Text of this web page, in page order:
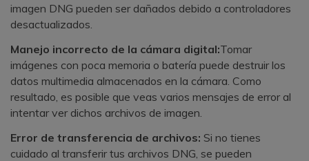
imagen DNG pueden ser dañados debido a controladores
desactualizados.
Manejo incorrecto de la cámara digital:Tomar
imágenes con poca memoria o batería puede destruir los
datos multimedia almacenados en la cámara. Como
resultado, es posible que veas varios mensajes de error al
intentar ver dichos archivos de imagen.
Error de transferencia de archivos: Si no tienes
cuidado al transferir tus archivos DNG, se pueden